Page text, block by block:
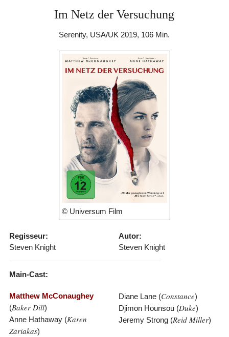
Im Netz der Versuchung
Serenity, USA/UK 2019, 106 Min.
© Universum Film
Regisseur:
Steven Knight
Autor:
Steven Knight
Main-Cast:
Matthew McConaughey
(Baker Dill)
Anne Hathaway (Karen
Zariakas)
Diane Lane (Constance)
Djimon Hounsou (Duke)
Jeremy Strong (Reid Miller)